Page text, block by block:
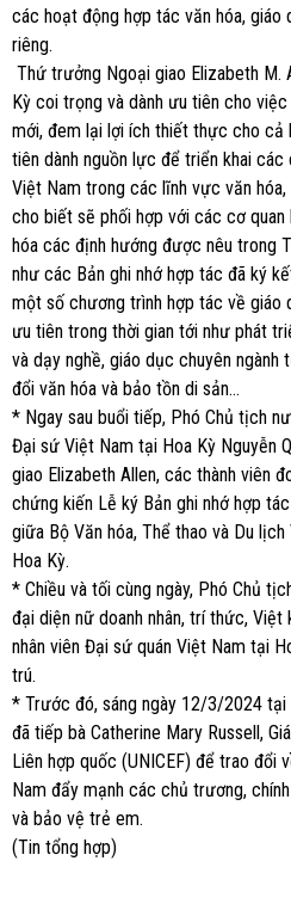
các hoạt động hợp tác văn hóa, giáo
riêng.
Thứ trưởng Ngoại giao Elizabeth M.
Kỳ coi trọng và dành ưu tiên cho
mới, đem lại lợi ích thiết thực cho cả
tiên dành nguồn lực để triển khai
Việt Nam trong các lĩnh vực văn hóa,
cho biết sẽ phối hợp với các cơ
hóa các định hướng được nêu trong
như các Bản ghi nhớ hợp tác đã ký
một số chương trình hợp tác về giáo
ưu tiên trong thời gian tới như phát
và dạy nghề, giáo dục chuyên ngành
đổi văn hóa và bảo tồn di sản…
* Ngay sau buổi tiếp, Phó Chủ tịch
Đại sứ Việt Nam tại Hoa Kỳ Nguyễn
giao Elizabeth Allen, các thành viên
chứng kiến Lễ ký Bản ghi nhớ hợp
giữa Bộ Văn hóa, Thể thao và Du
Hoa Kỳ.
* Chiều và tối cùng ngày, Phó Chủ
đại diện nữ doanh nhân, trí thức,
nhân viên Đại sứ quán Việt Nam tại
trú.
* Trước đó, sáng ngày 12/3/2024
đã tiếp bà Catherine Mary Russell,
Liên hợp quốc (UNICEF) để trao đổi
Nam đẩy mạnh các chủ trương,
và bảo vệ trẻ em.
(Tin tổng hợp)